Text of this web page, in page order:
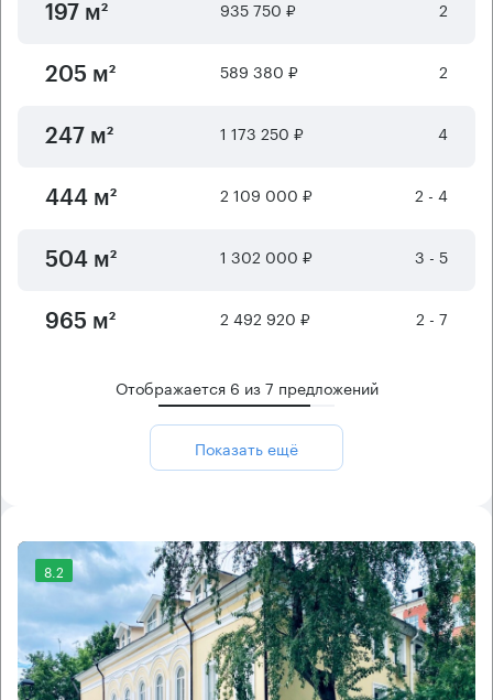
197 м² 935 750 ₽ 2
205 м² 589 380 ₽ 2
247 м² 1 173 250 ₽ 4
444 м² 2 109 000 ₽ 2 - 4
504 м² 1 302 000 ₽ 3 - 5
965 м² 2 492 920 ₽ 2 - 7
Отображается 6 из7 предложений
Показать ещё
8.2